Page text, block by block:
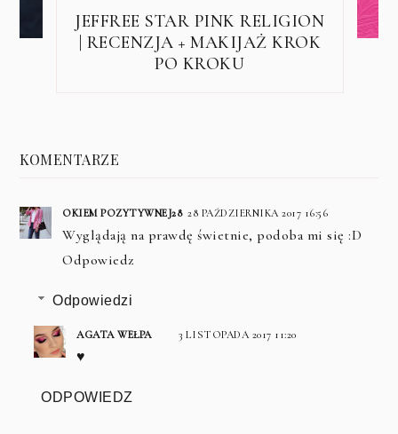
JEFFREE STAR PINK RELIGION
| RECENZJA + MAKIJAŻ KROK
PO KROKU
KOMENTARZE
OKIEM POZYTYWNEJ28 28 PAŹDZIERNIKA 2017 16:56
Wyglądają na prawdę świetnie, podoba mi się :D
Odpowiedz
Odpowiedzi
AGATA WEŁPA 3 LISTOPADA 2017 11:20
♥
ODPOWIEDZ